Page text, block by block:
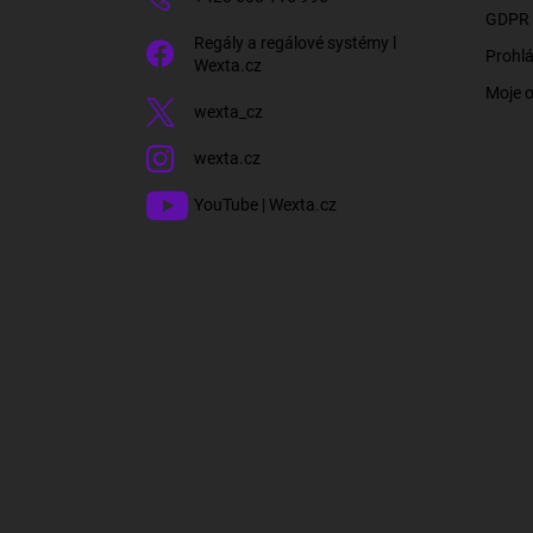
Regály a regálové systémy l
Wexta.cz
wexta_cz
wexta.cz
YouTube | Wexta.cz
Moje